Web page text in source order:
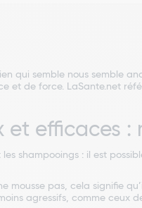
qui semble nous semble
et de force. LaSante.net
et efficaces :
shampooings : il est
mousse pas, cela signifie
agressifs, comme ceux